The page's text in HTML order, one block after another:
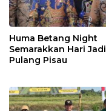
Huma Betang Night
Semarakkan Hari Jadi
Pulang Pisau